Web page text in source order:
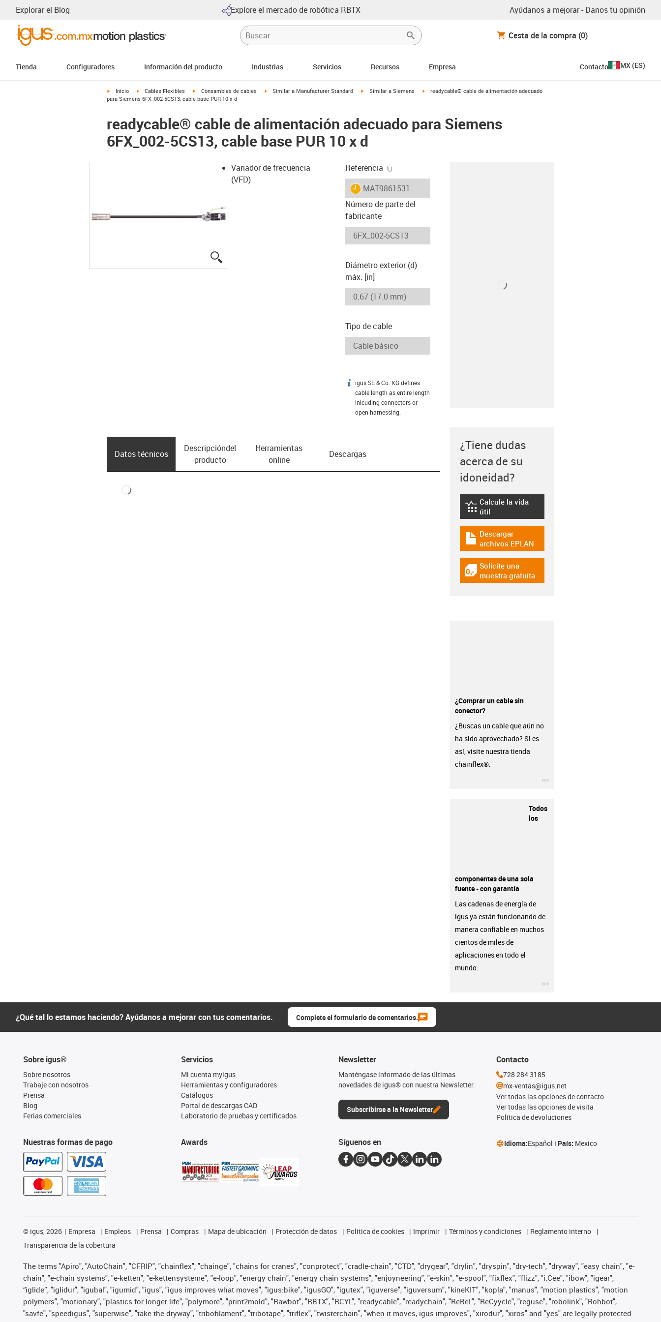
Explorar el Blog Explore el mercado de robótica RBTX Ayúdanos a mejorar - Danos tu opinión
Cesta de la compra (0)
Tienda Configuradores Información del producto Industrias Servicios Recursos Empresa Contacto MX (ES)
igus-icon-arrow-right
Inicio igus-icon-arrow-right
Cables Flexibles igus-icon-arrow-right
Consambles de cables igus-icon-arrow-right
Similar a Manufacturer Standard igus-icon-arrow-right
Similar a Siemens igus-icon-arrow-right
readycable® cable de alimentación adecuado
para Siemens 6FX_002-5CS13, cable base PUR 10 x d
readycable® cable de alimentación adecuado para Siemens
6FX_002-5CS13, cable base PUR 10 x d
Variador de frecuencia
(VFD)
Referencia
igus-icon-lieferzeit
MAT9861531
Número de parte del
fabricante
Diámetro exterior (d)
máx. [in]
Tipo de cable
igus-icon-info
igus SE & Co. KG defines
cable length as entire length
inlcuding connectors or
open harnessing.
Datos técnicos
Descripción­del
producto
Herramientas
online
Descargas
¿Tiene dudas
acerca de su
idoneidad?
igus-icon-lebensdauerrechner
Calcule la vida
útil
igus-icon-download-plan
Descargar
archivos EPLAN
igus-icon-gratismuster
Solicite una
muestra gratuita
¿Comprar un cable sin
conector?
¿Buscas un cable que aún no
ha sido aprovechado? Si es
así, visite nuestra tienda
chainflex®.
Todos
los
componentes de una sola
fuente - con garantía
Las cadenas de energía de
igus ya están funcionando de
manera confiable en muchos
cientos de miles de
aplicaciones en todo el
mundo.
¿Qué tal lo estamos haciendo? Ayúdanos a mejorar con tus comentarios. Complete el formulario de comentarios.
Sobre igus®
Sobre nosotros
Trabaje con nosotros
Prensa
Blog
Ferias comerciales
Nuestras formas de pago
Servicios
Mi cuenta myigus
Herramientas y configuradores
Catálogos
Portal de descargas CAD
Laboratorio de pruebas y certificados
Awards
Newsletter
Manténgase informado de las últimas
novedades de igus® con nuestra Newsletter.
Subscribirse a la Newsletter
Contacto
728 284 3185
mx-ventas@igus.net
Ver todas las opciones de contacto
Ver todas las opciones de visita
Política de devoluciones
Síguenos en Idioma:Español País: Mexico
© igus, 2026 Empresa Empleos Prensa Compras Mapa de ubicación Protección de datos Política de cookies Imprimir Términos y condiciones
Reglamento interno
Transparencia de la cobertura
The terms "Apiro", "AutoChain", "CFRIP", "chainflex", "chainge", "chains for cranes", "conprotect", "cradle-chain", "CTD", "drygear", "drylin", "dryspin", "dry-tech", "dryway", "easy chain", "e-
chain", "e-chain systems", "e-ketten", "e-kettensysteme", "e-loop", "energy chain", "energy chain systems", "enjoyneering", "e-skin", "e-spool", "fixflex", "flizz", "i.Cee", "ibow", "igear",
“iglide”, "iglidur", "igubal", "igumid", "igus", "igus improves what moves", "igus:bike", "igusGO", "igutex", "iguverse", "iguversum", "kineKIT", "kopla", "manus", "motion plastics", "motion
polymers", "motionary", "plastics for longer life", "polymore", "print2mold", "Rawbot", "RBTX", "RCYL", "readycable", "readychain", "ReBeL", "ReCyycle", "reguse", "robolink", "Rohbot",
"savfe", "speedigus", "superwise", "take the dryway", "tribofilament", "tribotape", "triflex", "twisterchain", "when it moves, igus improves", "xirodur", "xiros" and "yes" are legally protected